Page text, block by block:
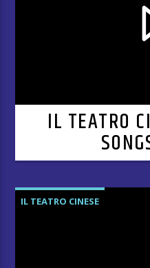
IL TEATRO
IL TEATRO CINESE